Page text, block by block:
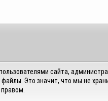
сайта,
Это значит, что мы не